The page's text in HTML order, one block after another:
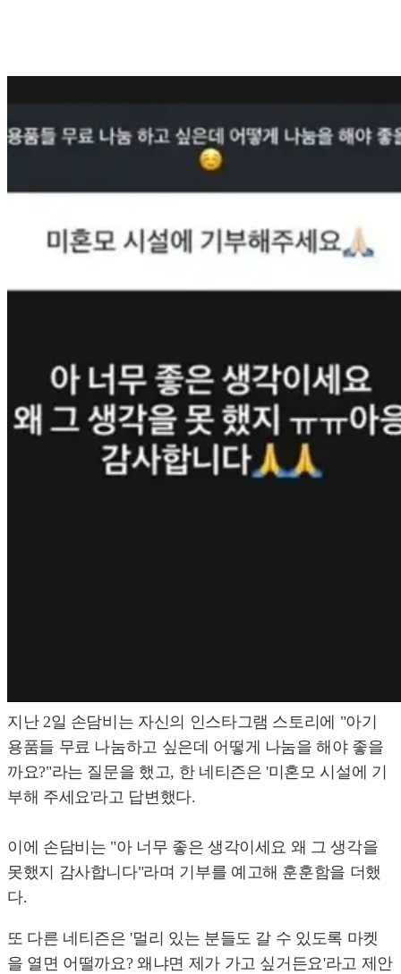
지난 2일 손담비는 자신의 인스타그램 스토리에 "아기
용품들 무료 나눔하고 싶은데 어떻게 나눔을 해야 좋을
까요?"라는 질문을 했고, 한 네티즌은 '미혼모 시설에 기
부해 주세요'라고 답변했다.
이에 손담비는 "아 너무 좋은 생각이세요 왜 그 생각을
못했지 감사합니다"라며 기부를 예고해 훈훈함을 더했
다.
또 다른 네티즌은 '멀리 있는 분들도 갈 수 있도록 마켓
을 열면 어떨까요? 왜냐면 제가 가고 싶거든요'라고 제안